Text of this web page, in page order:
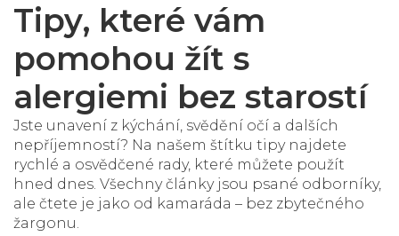
Tipy, které vám
pomohou žít s
alergiemi bez starostí
Jste unavení z kýchání, svědění očí a dalších
nepříjemností? Na našem štítku tipynajdete
rychlé a osvědčené rady, které můžete použít
hned dnes. Všechny články jsou psané odborníky,
ale čtete je jako od kamaráda – bez zbytečného
žargonu.